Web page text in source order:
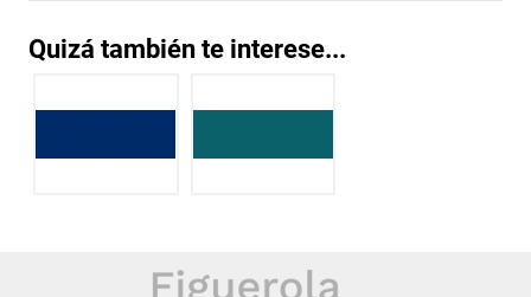
Quizá también te interese...